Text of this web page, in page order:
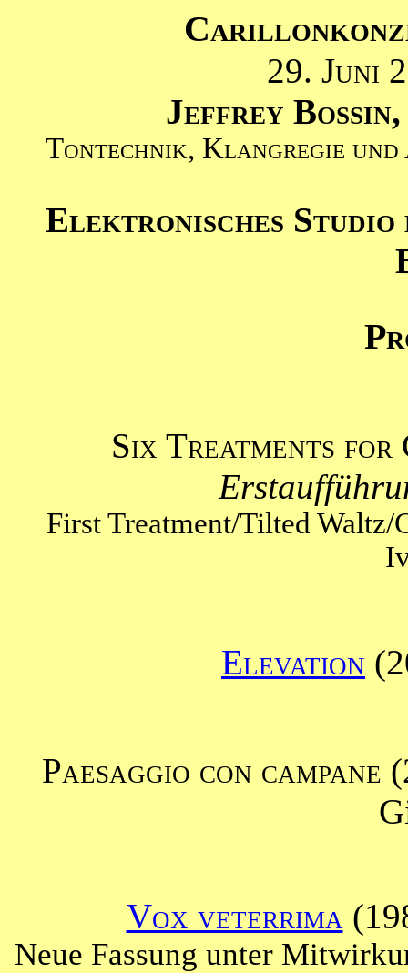
29. Juni
Jeffrey
Tontechnik, Klangregie
Elektronisches Studio
Six Treatments
First Treatment/Tilted
Elevation
Paesaggio con campane
Vox veterrima
Neue Fassung unter